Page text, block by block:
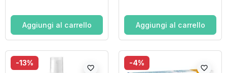
Aggiungi al carrello Aggiungi al carrello
-13%
favorite_border
-4%
favorite_border